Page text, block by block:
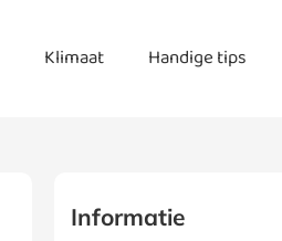
Klimaat Handige tips
Informatie